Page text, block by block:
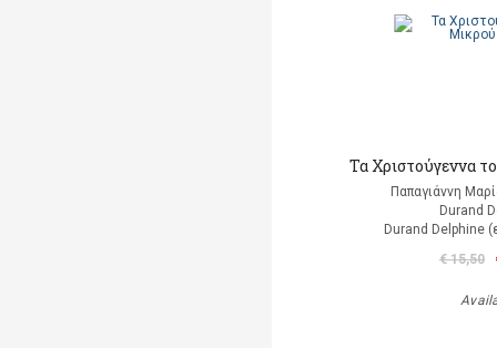
Τα Χριστούγεννα
Παπαγιάννη
Durand
Durand Delphine
€ 15,50